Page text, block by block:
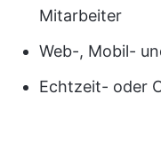
Mitarbeiter
Web-, Mobil-
Echtzeit- oder